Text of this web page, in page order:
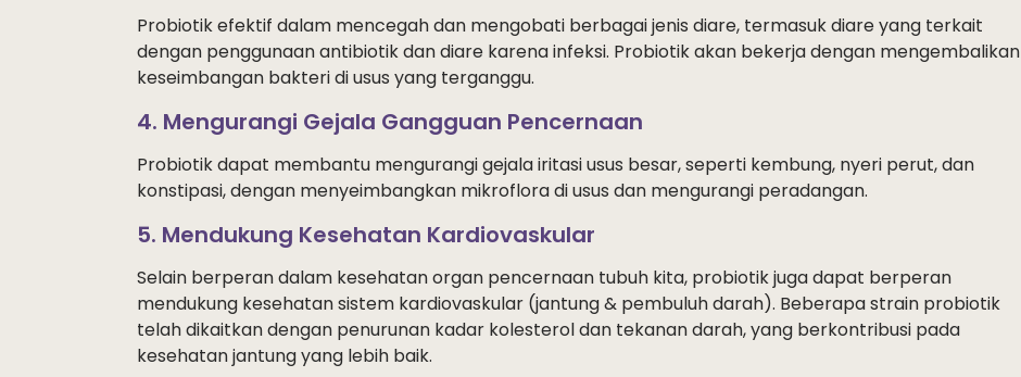
Probiotik efektif dalam mencegah dan mengobati berbagai jenis diare, termasuk diare yang terkait
dengan penggunaan antibiotik dan diare karena infeksi. Probiotik akan bekerja dengan mengembalikan
keseimbangan bakteri di usus yang terganggu.
4. Mengurangi Gejala Gangguan Pencernaan
Probiotik dapat membantu mengurangi gejala iritasi usus besar, seperti kembung, nyeri perut, dan
konstipasi, dengan menyeimbangkan mikroflora di usus dan mengurangi peradangan.
5. Mendukung Kesehatan Kardiovaskular
Selain berperan dalam kesehatan organ pencernaan tubuh kita, probiotik juga dapat berperan
mendukung kesehatan sistem kardiovaskular (jantung & pembuluh darah). Beberapa strain probiotik
telah dikaitkan dengan penurunan kadar kolesterol dan tekanan darah, yang berkontribusi pada
kesehatan jantung yang lebih baik.